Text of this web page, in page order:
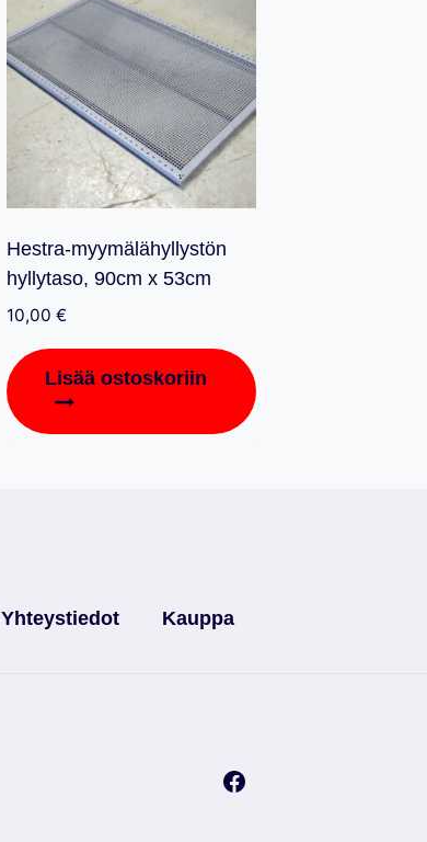
Hestra-myymälähyllystön
hyllytaso, 90cm x 53cm
10,00 €
Lisää ostoskoriin
Yhteystiedot Kauppa